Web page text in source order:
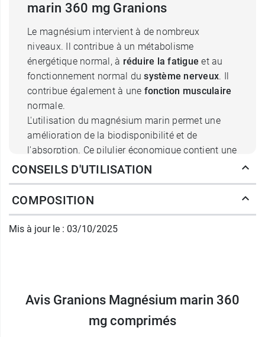
marin 360 mg Granions
Le magnésium intervient à de nombreux
niveaux. Il contribue à un métabolisme
énergétique normal, à réduire la fatigue et au
fonctionnement normal dusystème nerveux. Il
contribue également à une fonction musculaire
normale.
L'utilisation du magnésium marin permet une
amélioration de la biodisponibilité et de
l'absorption. Ce pilulier économique contient une
cure de 180 jours à raison de 1 comprimé par
conservateur
prolongéeest aussi disponible chez Granions.
CONSEILS D'UTILISATION
COMPOSITION
Mis à jour le : 03/10/2025
Avis Granions Magnésium marin 360
mg comprimés